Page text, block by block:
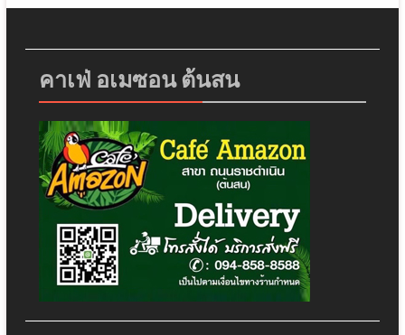
คาเฟ่ อเมซอน ต้นสน